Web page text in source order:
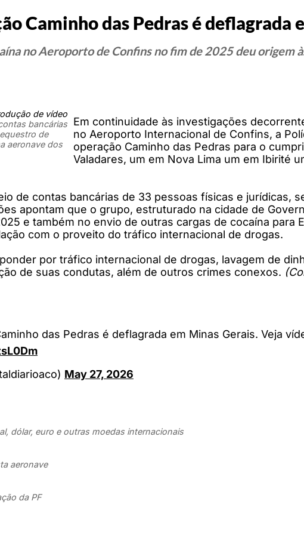
Caminho das Pedras é deflagrada
no Aeroporto de Confins no fim de 2025 deu origem
de vídeo
bancárias
de
aeronave dos
Em continuidade às investigações
no Aeroporto Internacional de Confins, a
operação Caminho das Pedras para o
Valadares, um em Nova Lima um em Ibirité
de contas bancárias de 33 pessoas físicas e jurídicas,
apontam que o grupo, estruturado na cidade de
e também no envio de outras cargas de cocaína
com o proveito do tráfico internacional de drogas.
por tráfico internacional de drogas, lavagem de
de suas condutas, além de outros crimes conexos.
das Pedras é deflagrada em Minas Gerais. Veja
May 27, 2026
dólar, euro e outras moedas internacionais
aeronave
da PF